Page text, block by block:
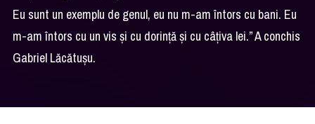
Eu sunt un exemplu de genul, eu nu m-am întors cu bani. Eu
m-am întors cu un vis și cu dorință și cu câțiva lei.” A conchis
Gabriel Lăcătușu.